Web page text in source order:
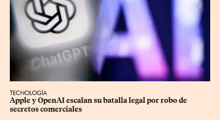
TECNOLOGÍA
Apple y OpenAI escalan su batalla legal por robo de
secretos comerciales